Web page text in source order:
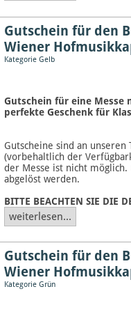
Gutschein für den
Wiener
Kategorie Gelb
Gutschein für eine Messe
perfekte Geschenk für
Gutscheine sind an unseren
(vorbehaltlich der
der Messe ist nicht
abgelöst werden.
BITTE BEACHTEN SIE DIE
weiterlesen...
Gutschein für den
Wiener
Kategorie Grün